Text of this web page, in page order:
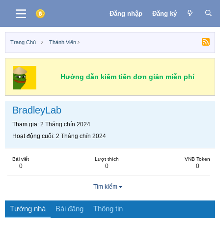
Đăng nhập Đăng ký
Trang Chủ Thành Viên
Hướng dẫn kiếm tiền đơn giản miễn phí
BradleyLab
Tham gia 2 Tháng chín 2024
Hoạt động cuối 2 Tháng chín 2024
Bài viết
0
Lượt thích
0
VNB Token
0
Tìm kiếm
Tường nhà Bài đăng Thông tin